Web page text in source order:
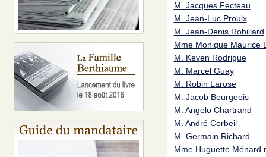
M. Jacques Fecteau
M. Jean-Luc Proulx
M. Jean-Denis Robillard
Mme Monique Maurice
M. Keven Rodrigue
M. Marcel Guay
M. Robin Larose
M. Jacob Bourgeois
M. Angelo Chartrand
M. André Corbeil
M. Germain Richard
Mme Huguette Ménard